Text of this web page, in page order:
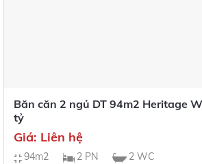
Băn căn 2 ngủ DT 94m2 Heritage
tỷ
Giá: Liên hệ
94m2 2 PN 2 WC